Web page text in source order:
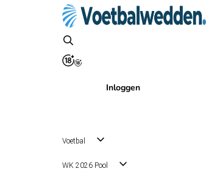
Inloggen
Voetbal
WK 2026 Pool